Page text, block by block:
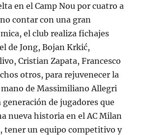
en el Camp Nou por cuatro a
contar con una gran
el club realiza fichajes
de Jong, Bojan Krkić,
Cristian Zapata, Francesco
otros, para rejuvenecer la
de Massimiliano Allegri
de jugadores que
nueva historia en el AC Milan
tener un equipo competitivo y